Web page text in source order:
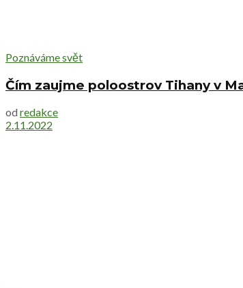
Poznáváme svět
Čím zaujme poloostrov Tihany v
od redakce
2.11.2022